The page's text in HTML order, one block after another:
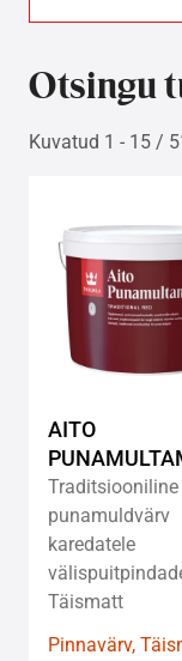
Otsingu
Kuvatud 1 - 15 /
AITO
Traditsiooniline
punamuldvärv
karedatele
Täismatt
Pinnavärv,